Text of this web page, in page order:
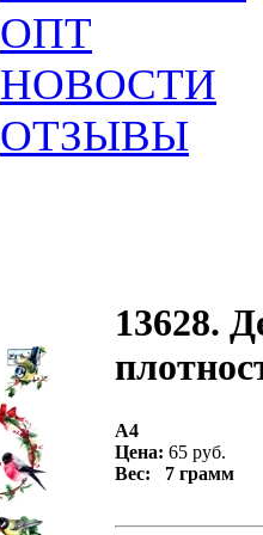
ОПТ
НОВОСТИ
ОТЗЫВЫ
13628.
А4
Цена: 65 руб.
Вес: 7 грамм